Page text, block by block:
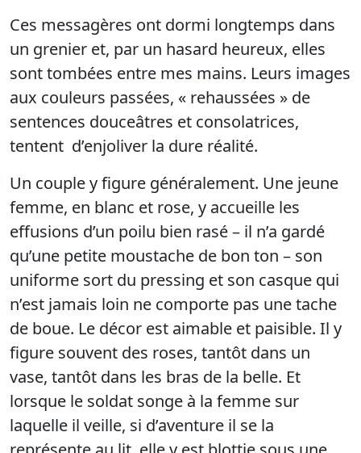
Ces messagères ont dormi longtemps dans
un grenier et, par un hasard heureux, elles
sont tombées entre mes mains. Leurs images
aux couleurs passées, « rehaussées » de
sentences douceâtres et consolatrices,
tentent d’enjoliver la dure réalité.
Un couple y figure généralement. Une jeune
femme, en blanc et rose, y accueille les
effusions d’un poilu bien rasé – il n’a gardé
qu’une petite moustache de bon ton – son
uniforme sort du pressing et son casque qui
n’est jamais loin ne comporte pas une tache
de boue. Le décor est aimable et paisible. Il y
figure souvent des roses, tantôt dans un
vase, tantôt dans les bras de la belle. Et
lorsque le soldat songe à la femme sur
laquelle il veille, si d’aventure il se la